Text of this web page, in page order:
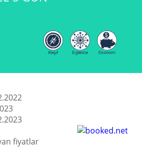
fiyatlar